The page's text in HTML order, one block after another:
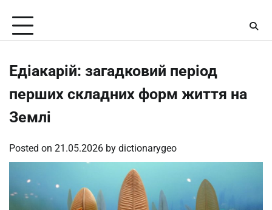
content
Едіакарій: загадковий період
перших складних форм життя на
Землі
Posted on 21.05.2026 by dictionarygeo